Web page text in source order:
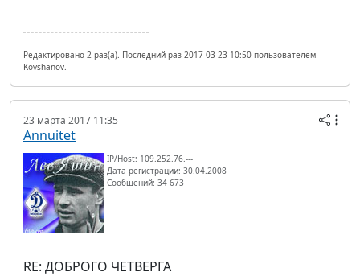
Редактировано 2 раз(а). Последний раз 2017-03-23 10:50 пользователем
Kovshanov.
23 марта 2017 11:35
Annuitet
IP/Host: 109.252.76.---
Дата регистрации: 30.04.2008
Сообщений: 34 673
RE: ДОБРОГО ЧЕТВЕРГА